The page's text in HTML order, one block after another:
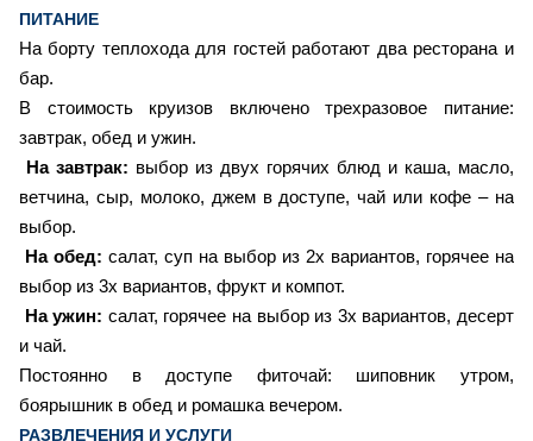
ПИТАНИЕ
На борту теплохода для гостей работают два ресторана и
бар.
В стоимость круизов включено трехразовое питание:
завтрак, обед и ужин.
На завтрак: выбор из двух горячих блюд и каша, масло,
ветчина, сыр, молоко, джем в доступе, чай или кофе – на
выбор.
На обед: салат, суп на выбор из 2х вариантов, горячее на
выбор из 3х вариантов, фрукт и компот.
На ужин: салат, горячее на выбор из 3х вариантов, десерт
и чай.
Постоянно в доступе фиточай: шиповник утром,
боярышник в обед и ромашка вечером.
РАЗВЛЕЧЕНИЯ И УСЛУГИ